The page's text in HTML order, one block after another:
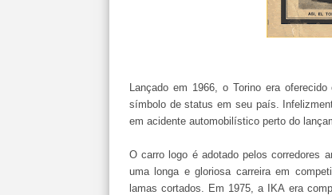
Lançado em 1966, o Torino era
símbolo de status em seu país.
em acidente automobilístico perto do
O carro logo é adotado pelos corredores
uma longa e gloriosa carreira em
lamas cortados. Em 1975, a IKA era